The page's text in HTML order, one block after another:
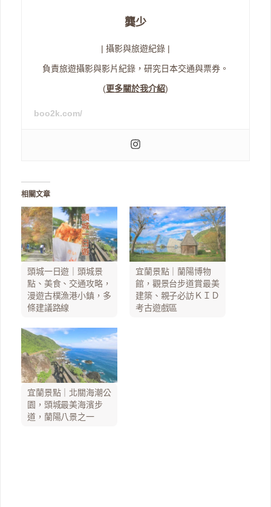
龔少
| 攝影與旅遊紀錄 |
負責旅遊攝影與影片紀錄，研究日本交通與票券。
(更多關於我介紹)
boo2k.com/
相關文章
頭城一日遊｜頭城景
點、美食、交通攻略，
漫遊古樸漁港小鎮，多
條建議路線
宜蘭景點｜蘭陽博物
館，觀景台步道賞最美
建築、親子必訪ＫＩＤ
考古遊戲區
宜蘭景點｜北關海潮公
園，頭城最美海濱步
道，蘭陽八景之一